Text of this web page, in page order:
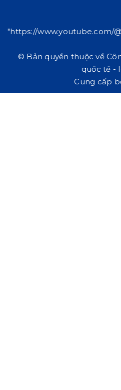
"https://www.youtube.com/
© Bản quyền thuộc về
quốc tế -
Cung cấp